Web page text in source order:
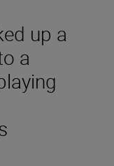
up a
a